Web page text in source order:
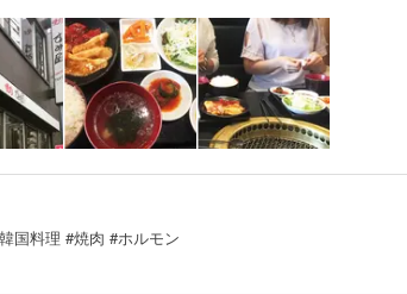
国料理 #焼肉 #ホルモン